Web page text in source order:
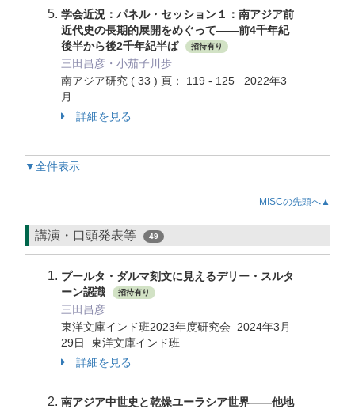
学会近況：パネル・セッション１：南アジア前
近代史の長期的展開をめぐって——前4千年紀
後半から後2千年紀半ば
招待有り
三田昌彦・小茄子川歩
南アジア研究 ( 33 ) 頁： 119 - 125 2022年3
月
詳細を見る
▼全件表示
MISCの先頭へ▲
講演・口頭発表等 49
プールタ・ダルマ刻文に見えるデリー・スルタ
ーン認識
招待有り
三田昌彦
東洋文庫インド班2023年度研究会 2024年3月
29日 東洋文庫インド班
詳細を見る
南アジア中世史と乾燥ユーラシア世界——他地